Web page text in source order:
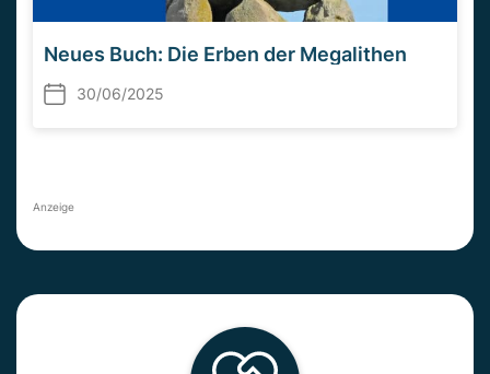
Neues Buch: Die Erben der Megalithen
30/06/2025
Anzeige